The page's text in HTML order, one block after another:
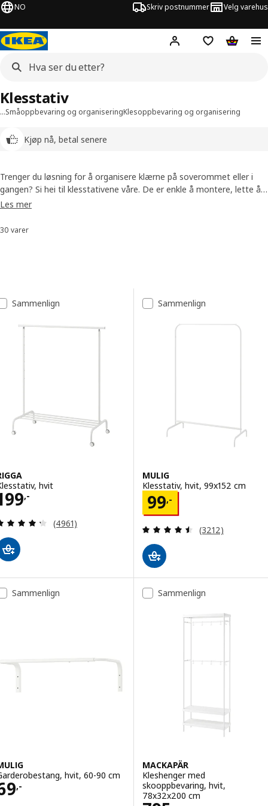
NO Skriv postnummer Velg varehus
Hej! Logg innHuskeliste
…Småoppbevaring og organiseringKlesoppbevaring og organisering
Kjøp nå, betal senere
Klesstativ
Trenger du løsning for å organisere klærne på soverommet eller i
gangen? Si hei til klesstativene våre. De er enkle å montere, lette å
flytte rundt på og enkle å passe inn, selv i de små områdene i
ekstra ryddig.
Les mer
Sorter og filtrer
30 varer
Resultatliste
Sammenlign
hvit
,-
199,-
Gjennomgang: 4.3 av 5 stjerner. Samlede
(4961)
Sammenlign
MULIG
Klesstativ, hvit, 99x152 cm
99,-
Pris 99,-
Gjennomgang:
(3212)
Sammenlign
hvit, 60-90 cm
,- 69,-
Sammenlign
MACKAPÄR
Kleshenger med
skooppbevaring, hvit,
78x32x200 cm